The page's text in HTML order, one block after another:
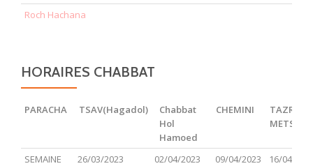
Roch Hachana
HORAIRES CHABBAT
PARACHA TSAV(Hagadol)
Chabbat
Hol
Hamoed
CHEMINI
TAZRIA
PARACHA TSAV(Hagadol)
Chabbat
CHEMINI
TAZRIA
SEMAINE
26/03/2023 02/04/2023 09/04/2023 16/04/